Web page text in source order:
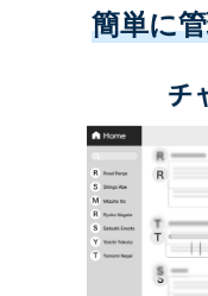
簡単に